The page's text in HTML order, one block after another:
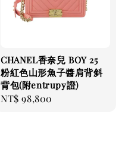
CHANEL香奈兒 BOY 25
粉紅色山形魚子醬肩背斜
背包(附entrupy證)
Regular
NT$ 98,800